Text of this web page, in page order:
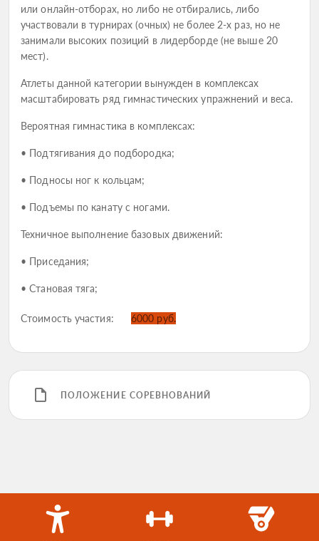
или онлайн-отборах, но либо не отбирались, либо
участвовали в турнирах (очных) не более 2-х раз, но не
занимали высоких позиций в лидерборде (не выше 20
мест).
Атлеты данной категории вынужден в комплексах
масштабировать ряд гимнастических упражнений и веса.
Вероятная гимнастика в комплексах:
• Подтягивания до подбородка;
• Подносы ног к кольцам;
• Подъемы по канату с ногами.
Техничное выполнение базовых движений:
• Приседания;
• Становая тяга;
Стоимость участия: 6000 руб.
ПОЛОЖЕНИЕ СОРЕВНОВАНИЙ